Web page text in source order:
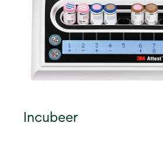
Incubeer